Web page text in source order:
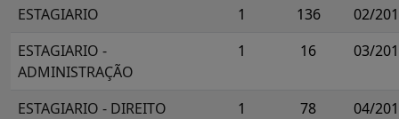
ESTAGIARIO
1 136
02/
ESTAGIARIO -
ADMINISTRAÇÃO
1 16 03/
ESTAGIARIO - DIREITO 1 78
04/